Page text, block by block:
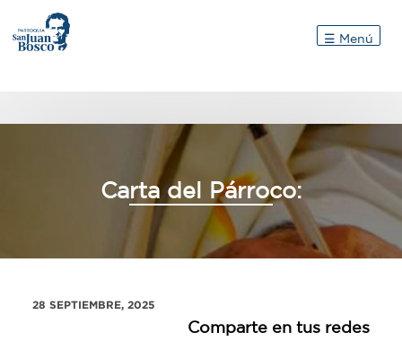
Inicio
☰ Menú
Carta del Párroco:
28 SEPTIEMBRE, 2025
Comparte en tus redes